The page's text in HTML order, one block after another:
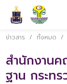
ข่าวสาร / ทั้งหมด /
สำนักงาน
ฐาน กระท